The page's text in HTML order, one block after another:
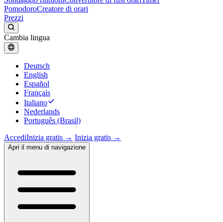
PomodoroCreatore di orari
Prezzi
Cambia lingua
Deutsch
English
Español
Français
Italiano
Nederlands
Português (Brasil)
AccediInizia gratis → Inizia gratis →
Apri il menu di navigazione